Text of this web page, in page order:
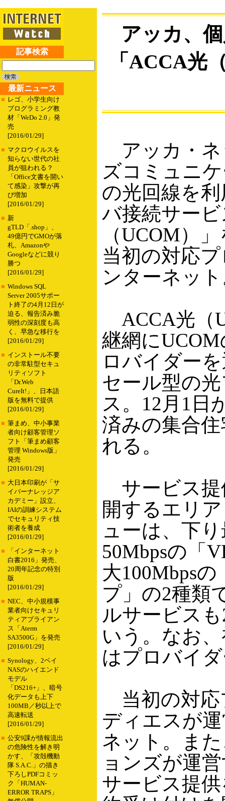
記事検索
最新ニュース
■ レゴ、小学生向け
プログラミング教
材「WeDo 2.0」発
売
[2016/01/29]
■ マクロウイルスを
知らない世代の社
員が狙われる？
「Office文書を開い
て感染」攻撃が再
び増加
[2016/01/29]
■ 新
gTLD「.shop」、
49億円でGMOが落
札、Amazonや
Googleなどに競り
勝つ
[2016/01/29]
■ Windows SQL
Server 2005サポー
ト終了の4月12日が
迫る、報告済み脆
弱性の深刻度も高
く、早急な移行を
[2016/01/29]
■ インストール不要
の非常駐型セキュ
リティソフト
「Dr.Web
CureIt!」、日本語
版を無料で提供
[2016/01/29]
■ 筆まめ、中小事業
者向け顧客管理ソ
フト「筆まめ顧客
管理 Windows版」
発売
[2016/01/29]
■ 大日本印刷が「サ
イバーナレッジア
カデミー」設立、
IAIの訓練システム
でセキュリティ技
術者を養成
[2016/01/29]
■
「インターネット
白書2016」発売、
20周年記念の特別
版
[2016/01/29]
■ NEC、中小規模事
業者向けセキュリ
ティアプライアン
ス「Aterm
SA3500G」を発売
[2016/01/29]
■ Synology、2ベイ
NASのハイエンド
モデル
「DS216+」、暗号
化データも上下
100MB／秒以上で
高速転送
[2016/01/29]
■ 公安9課が情報流出
の危険性を解き明
かす、「攻殻機動
隊 S.A.C.」の描き
下ろしPDFコミッ
ク「HUMAN-
ERROR TRAPS」
アッカ、
「ACCA光
アッカ・ネ
ズコミュニ
の光回線を
バ接続サー
（UCOM）
当初の対応
ンターネッ
ACCA光（
継網に
ロバイダー
セール型の
ス。12月1日
済みの集合
れる。
サービス提
開するエリ
ューは、下
50Mbpsの「
大100Mbps
プ」の2種類
ルサービス
いう。なお
はプロバイ
当初の対応
ディエスが
ネット。ま
ョンズが運
サービス提